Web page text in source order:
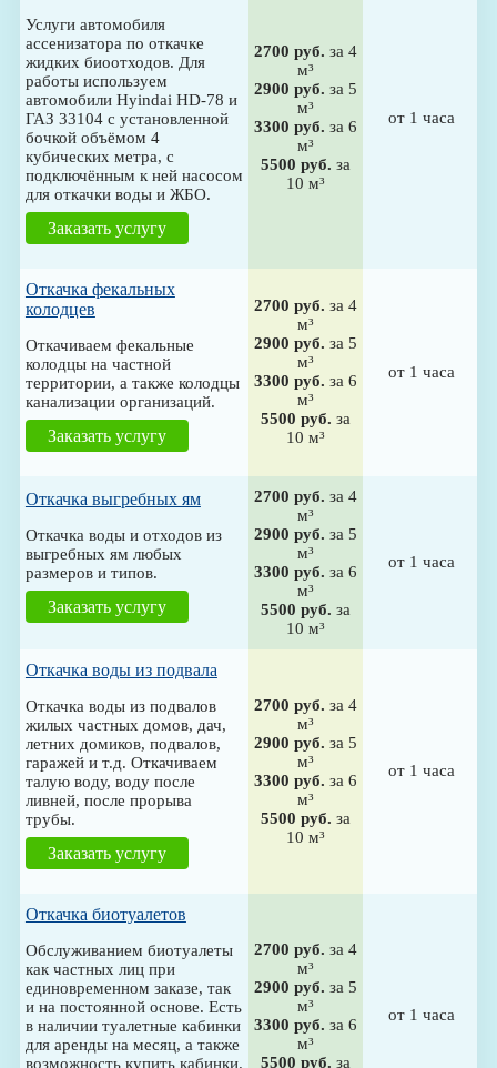
Услуги автомобиля
ассенизатора по откачке
жидких биоотходов. Для
работы используем
автомобили Hyindai HD-78 и
ГАЗ 33104 с установленной
бочкой объёмом 4
кубических метра, с
подключённым к ней насосом
для откачки воды и ЖБО.
Заказать услугу
2700 руб. за 4
м³
2900 руб. за 5
м³
3300 руб. за 6
м³
5500 руб. за
10 м³
от 1 часа
Откачка фекальных
колодцев
Откачиваем фекальные
колодцы на частной
территории, а также колодцы
канализации организаций.
Заказать услугу
2700 руб. за 4
м³
2900 руб. за 5
м³
3300 руб. за 6
м³
5500 руб. за
10 м³
от 1 часа
Откачка выгребных ям
Откачка воды и отходов из
выгребных ям любых
размеров и типов.
Заказать услугу
2700 руб. за 4
м³
2900 руб. за 5
м³
3300 руб. за 6
м³
5500 руб. за
10 м³
от 1 часа
Откачка воды из подвала
Откачка воды из подвалов
жилых частных домов, дач,
летних домиков, подвалов,
гаражей и т.д. Откачиваем
талую воду, воду после
ливней, после прорыва
трубы.
Заказать услугу
2700 руб. за 4
м³
2900 руб. за 5
м³
3300 руб. за 6
м³
5500 руб. за
10 м³
от 1 часа
Откачка биотуалетов
Обслуживанием биотуалеты
как частных лиц при
единовременном заказе, так
и на постоянной основе. Есть
в наличии туалетные кабинки
для аренды на месяц, а также
возможность купить кабинки.
2700 руб. за 4
м³
2900 руб. за 5
м³
3300 руб. за 6
м³
5500 руб. за
от 1 часа